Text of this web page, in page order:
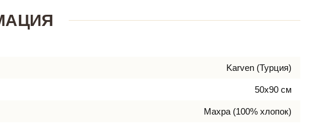
Karven (Турция)
50х90 см
Махра (100% хлопок)